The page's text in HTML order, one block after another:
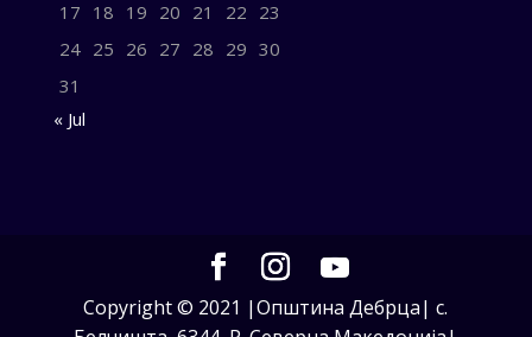
17 18 19 20 21 22 23
24 25 26 27 28 29 30
31
« Jul
Copyright © 2021 |Општина Дебрца| с.